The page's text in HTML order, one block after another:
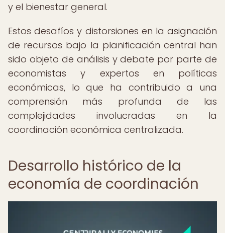
y el bienestar general.
Estos desafíos y distorsiones en la asignación
de recursos bajo la planificación central han
sido objeto de análisis y debate por parte de
economistas y expertos en políticas
económicas, lo que ha contribuido a una
comprensión más profunda de las
complejidades involucradas en la
coordinación económica centralizada.
Desarrollo histórico de la
economía de coordinación